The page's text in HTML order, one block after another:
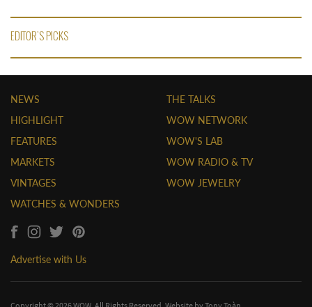
EDITOR'S PICKS
NEWS
HIGHLIGHT
FEATURES
MARKETS
VINTAGES
WATCHES & WONDERS
THE TALKS
WOW NETWORK
WOW'S LAB
WOW RADIO & TV
WOW JEWELRY
Advertise with Us